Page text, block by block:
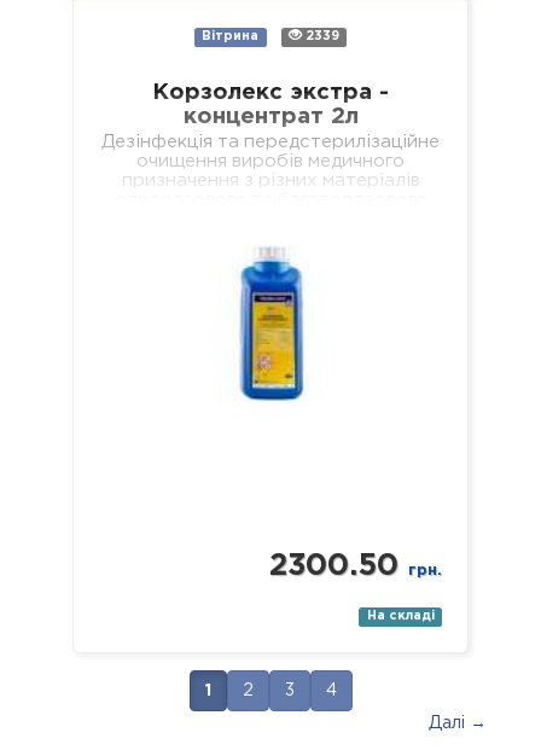
Вітрина 2339
Корзолекс экстра -
концентрат 2л
Дезінфекція та передстерилізаційне
очищення виробів медичного
призначення з різних матеріалів
стоматологічні (в т.ч. ендодонтичні
та обертові з…
2300.50 грн.
На складі
1 2 3 4
Далі →